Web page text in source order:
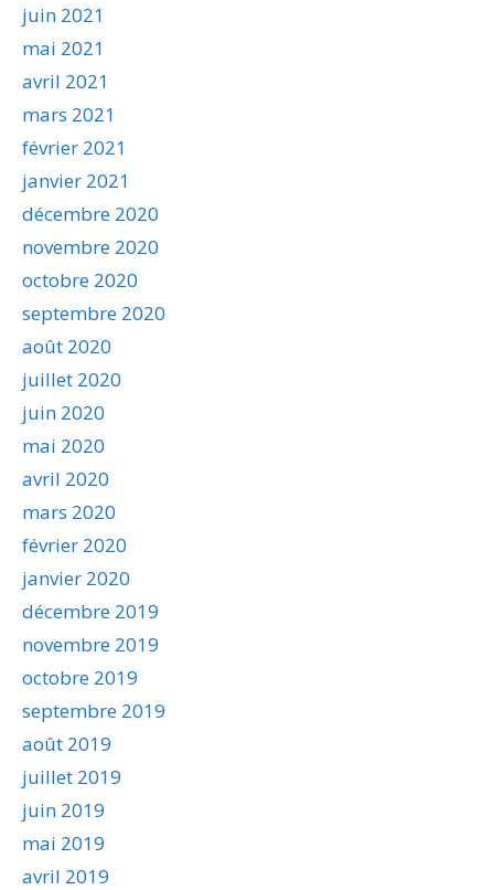
juin 2021
mai 2021
avril 2021
mars 2021
février 2021
janvier 2021
décembre 2020
novembre 2020
octobre 2020
septembre 2020
août 2020
juillet 2020
juin 2020
mai 2020
avril 2020
mars 2020
février 2020
janvier 2020
décembre 2019
novembre 2019
octobre 2019
septembre 2019
août 2019
juillet 2019
juin 2019
mai 2019
avril 2019